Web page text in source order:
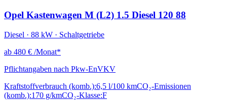
Opel Kastenwagen M (L2) 1.5 Diesel 120 88
Diesel · 88 kW · Schaltgetriebe
ab 480 € /Monat*
Pflichtangaben nach Pkw-EnVKV
Kraftstoffverbrauch (komb.):6,5 l/100 kmCO₂-Emissionen
(komb.):170 g/kmCO₂-Klasse:F